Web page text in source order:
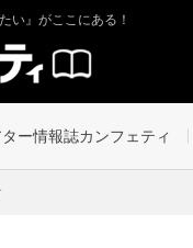
い』がここにある！
ー情報誌カンフェティ